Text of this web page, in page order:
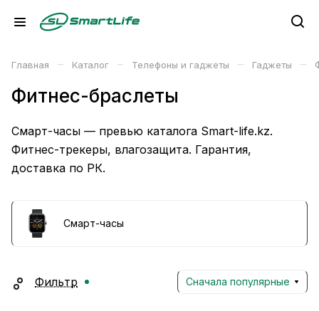
Главная – Каталог – Телефоны и гаджеты – Гаджеты –
Фитнес-браслеты
Смарт-часы — превью каталога Smart-life.kz.
Фитнес-трекеры, влагозащита. Гарантия,
доставка по РК.
Смарт-часы
Фильтр Сначала популярные